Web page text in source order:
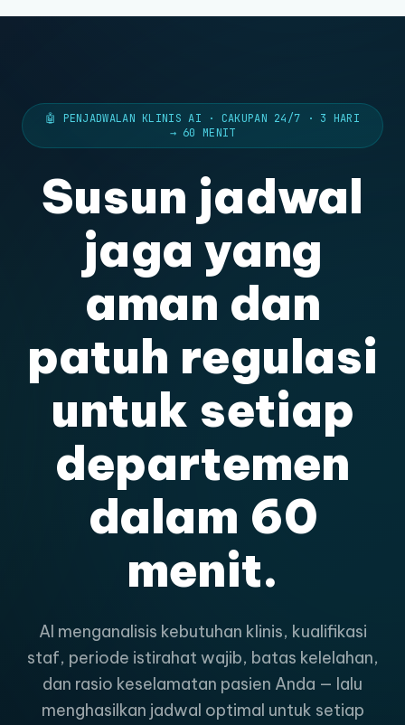
🤖 PENJADWALAN KLINIS AI · CAKUPAN 24/7 · 3 HARI
→ 60 MENIT
Susun jadwal
jaga yang
aman dan
patuh regulasi
untuk setiap
departemen
dalam 60
menit.
AI menganalisis kebutuhan klinis, kualifikasi
staf, periode istirahat wajib, batas kelelahan,
dan rasio keselamatan pasien Anda — lalu
menghasilkan jadwal optimal untuk setiap